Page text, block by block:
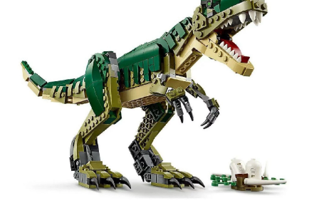
нужно попасть из заряженного транквилизаторами
Арочный въезд на рыночную площадь бежевого цвета
имеет функцию разрушения. Место для сражений
может вращаться. Рядом с ареной есть небольшой
загон для маленьких динозавров и короб с костями
для животных.
Размеры локации в собранном виде: 6х17х13 см.
В наборе есть минифигурки Оуэна Грэди и Рейна